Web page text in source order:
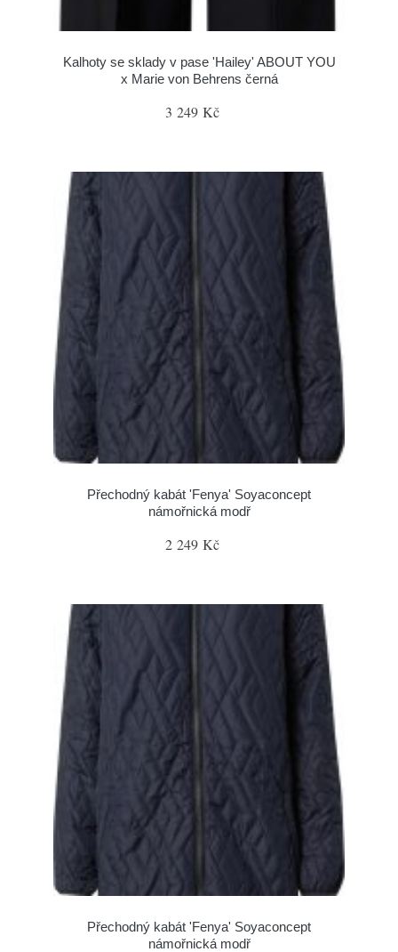
Kalhoty se sklady v pase 'Hailey' ABOUT YOU
x Marie von Behrens černá
3 249 Kč
Přechodný kabát 'Fenya' Soyaconcept
námořnická modř
2 249 Kč
Přechodný kabát 'Fenya' Soyaconcept
námořnická modř